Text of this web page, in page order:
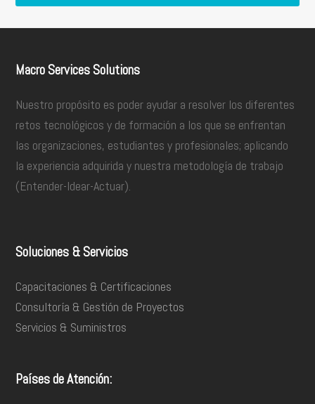
Macro Services Solutions
Nuestro propósito es poder ayudar a resolver los diferentes
retos tecnológicos y de formación a los que se enfrentan
las organizaciones, estudiantes y profesionales; aplicando
la experiencia adquirida y nuestra metodología de trabajo
(Entender-Idear-Actuar).
Soluciones & Servicios
Capacitaciones & Certificaciones
Consultoría & Gestión de Proyectos
Servicios & Suministros
Países de Atención: